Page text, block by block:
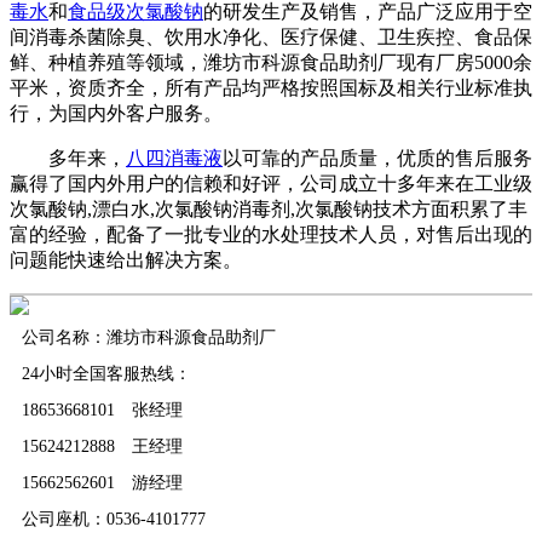
毒水和食品级次氯酸钠的研发生产及销售，产品广泛应用于空
间消毒杀菌除臭、饮用水净化、医疗保健、卫生疾控、食品保
鲜、种植养殖等领域，潍坊市科源食品助剂厂现有厂房5000余
平米，资质齐全，所有产品均严格按照国标及相关行业标准执
行，为国内外客户服务。
多年来， 八四消毒液 以可靠的产品质量，优质的售后服务
赢得了国内外用户的信赖和好评，公司成立十多年来在工业级
次氯酸钠,漂白水,次氯酸钠消毒剂,次氯酸钠技术方面积累了丰
富的经验，配备了一批专业的水处理技术人员，对售后出现的
问题能快速给出解决方案。
公司名称：潍坊市科源食品助剂厂
24小时全国客服热线：
18653668101 张经理
15624212888 王经理
15662562601 游经理
公司座机：0536-4101777